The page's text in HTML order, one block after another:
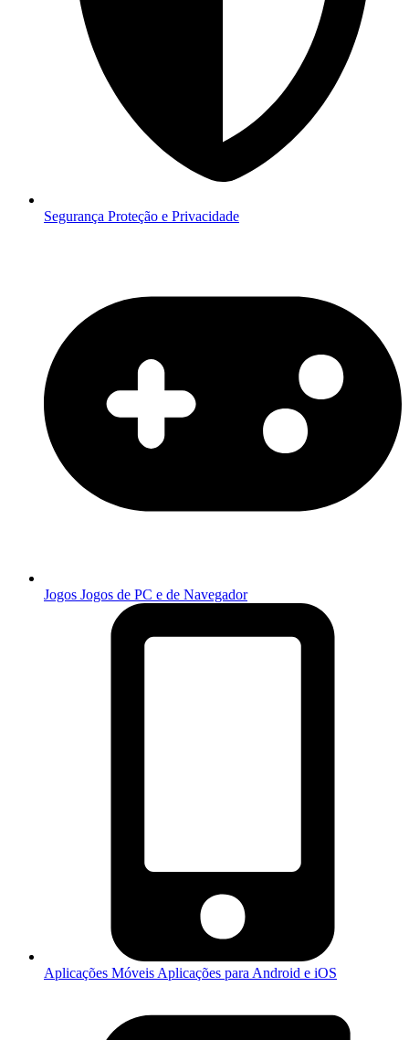
Segurança Proteção e Privacidade
Jogos Jogos de PC e de Navegador
Aplicações Móveis Aplicações para Android e iOS